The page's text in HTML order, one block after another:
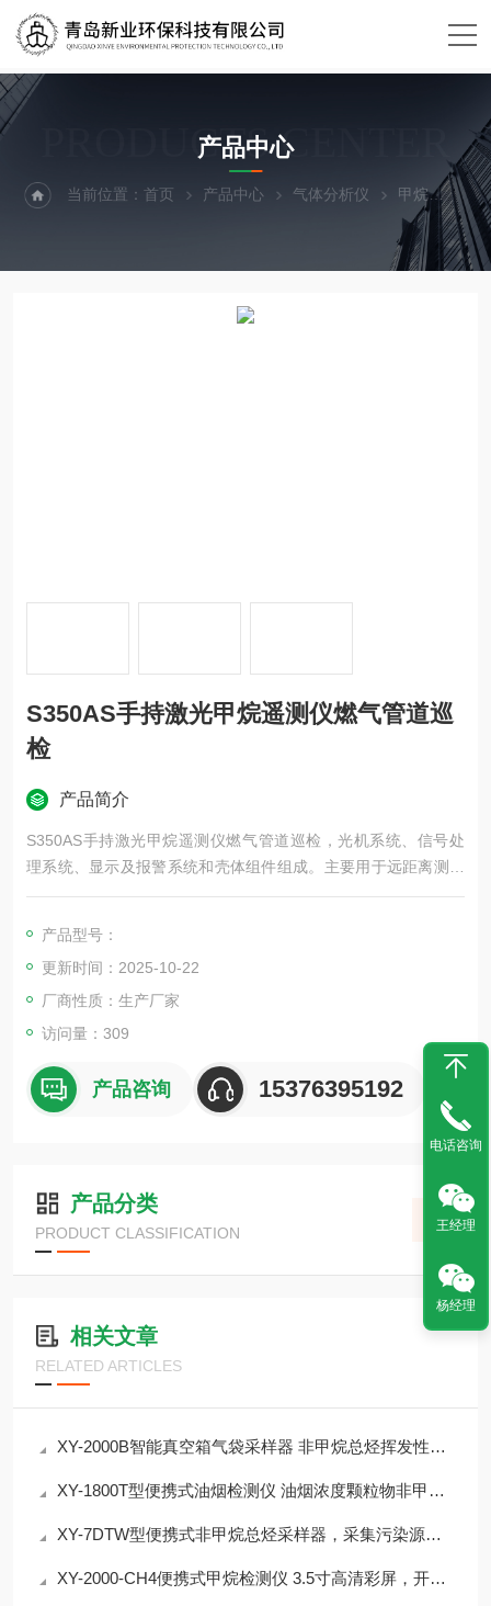
PRODUCTS CENTER
产品中心
当前位置：首页 产品中心 气体分析仪 甲烷
S350AS手持激光甲烷遥测仪燃气管道巡
检
产品简介
S350AS手持激光甲烷遥测仪燃气管道巡检，光机系统、信号处
理系统、显示及报警系统和壳体组件组成。主要用于远距离测量
甲烷或含甲烷气体（天然气、瓦斯或类似气体）的浓度, 可广泛用
产品型号：
更新时间：2025-10-22
厂商性质：生产厂家
访问量：309
产品咨询 15376395192
产品分类
PRODUCT CLASSIFICATION
相关文章
RELATED ARTICLES
XY-2000B智能真空箱气袋采样器 非甲烷总烃挥发性有机物
XY-1800T型便携式油烟检测仪 油烟浓度颗粒物非甲烷总烃监测介绍
XY-7DTW型便携式非甲烷总烃采样器，采集污染源废气
XY-2000-CH4便携式甲烷检测仪 3.5寸高清彩屏，开机即可检测
电话咨询
王经理
杨经理